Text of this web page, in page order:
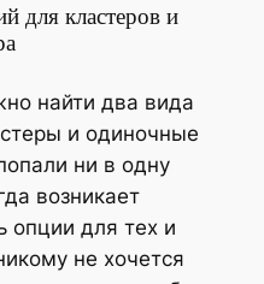
для кластеров и
найти два вида
и одиночные
ни в одну
возникает
опции для тех и
не хочется